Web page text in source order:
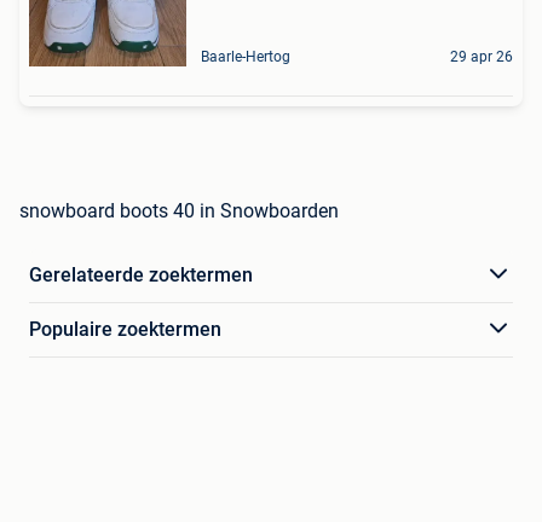
Baarle-Hertog 29 apr 26
snowboard boots 40 in Snowboarden
Gerelateerde zoektermen
Populaire zoektermen